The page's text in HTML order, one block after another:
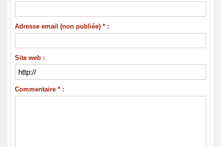
Adresse email (non publiée) * :
Site web :
Commentaire * :